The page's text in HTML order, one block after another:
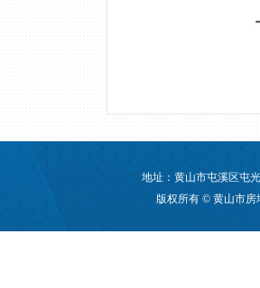
地址：黄山市屯溪区屯
版权所有 © 黄山市房